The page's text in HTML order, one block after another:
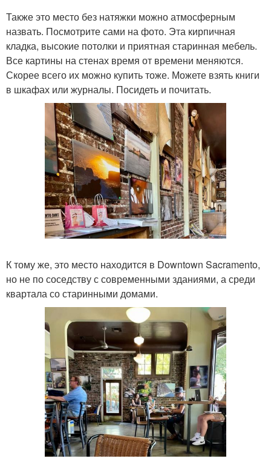
Также это место без натяжки можно атмосферным
назвать. Посмотрите сами на фото. Эта кирпичная
кладка, высокие потолки и приятная старинная мебель.
Все картины на стенах время от времени меняются.
Скорее всего их можно купить тоже. Можете взять книги
в шкафах или журналы. Посидеть и почитать.
К тому же, это место находится в Downtown Sacramento,
но не по соседству с современными зданиями, а среди
квартала со старинными домами.